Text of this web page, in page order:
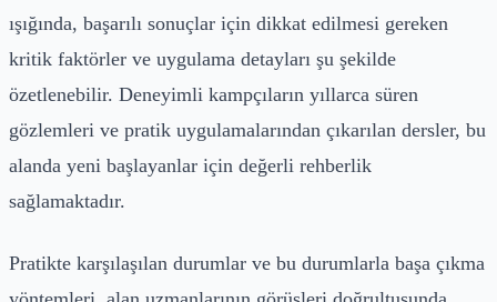
ışığında, başarılı sonuçlar için dikkat edilmesi gereken
kritik faktörler ve uygulama detayları şu şekilde
özetlenebilir. Deneyimli kampçıların yıllarca süren
gözlemleri ve pratik uygulamalarından çıkarılan dersler, bu
alanda yeni başlayanlar için değerli rehberlik
sağlamaktadır.
Pratikte karşılaşılan durumlar ve bu durumlarla başa çıkma